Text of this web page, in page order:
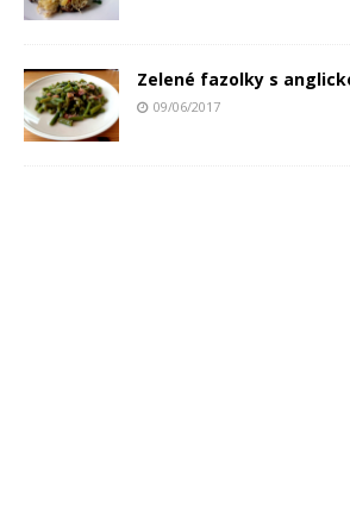
Zelené fazolky s
09/06/2017